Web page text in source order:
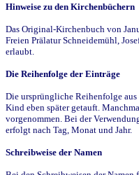
Hinweise zu den Kirchenbüchern
Das Original-Kirchenbuch von
Freien Prälatur Schneidemühl,
erlaubt.
Die Reihenfolge der Einträge
Die ursprüngliche Reihenfolge
Kind eben später getauft.
vorgenommen. Bei der
erfolgt nach Tag, Monat und Jahr.
Schreibweise der Namen